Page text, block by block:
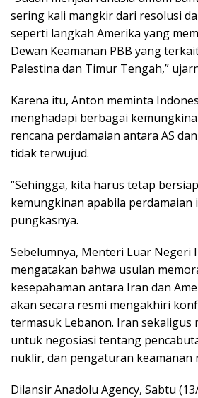
sering kali mangkir dari resolusi
seperti langkah Amerika yang
Dewan Keamanan PBB yang
Palestina dan Timur Tengah,”
Karena itu, Anton meminta
menghadapi berbagai
rencana perdamaian antara AS
tidak terwujud.
“Sehingga, kita harus tetap
kemungkinan apabila perdamaian
pungkasnya.
Sebelumnya, Menteri Luar Negeri
mengatakan bahwa usulan
kesepahaman antara Iran dan
akan secara resmi mengakhiri
termasuk Lebanon. Iran sekaligus
untuk negosiasi tentang
nuklir, dan pengaturan keamanan
Dilansir Anadolu Agency, Sabtu